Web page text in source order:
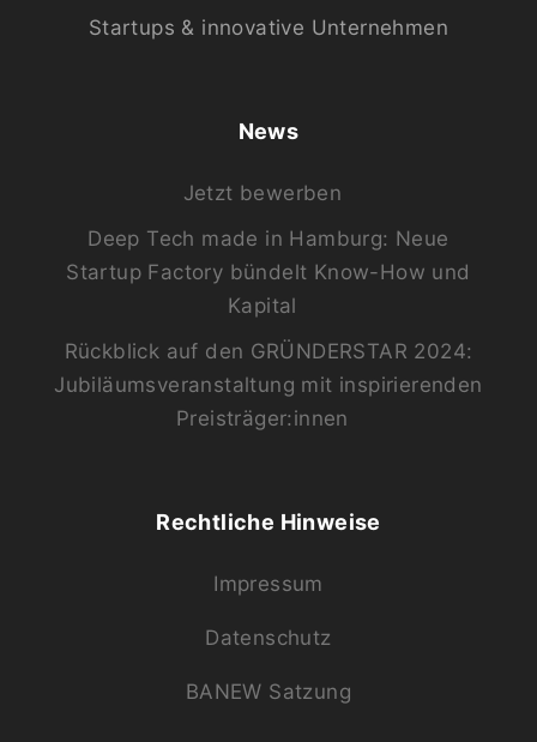
Startups & innovative Unternehmen
News
Jetzt bewerben
Deep Tech made in Hamburg: Neue
Startup Factory bündelt Know-How und
Kapital
Rückblick auf den GRÜNDERSTAR 2024:
Jubiläumsveranstaltung mit inspirierenden
Preisträger:innen
Rechtliche Hinweise
Impressum
Datenschutz
BANEW Satzung